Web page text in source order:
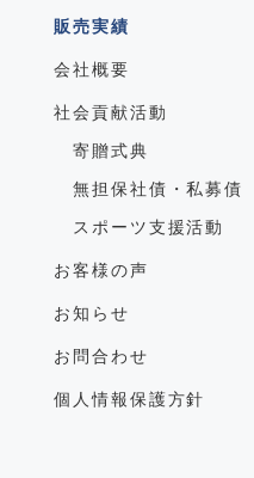
販売実績
会社概要
社会貢献活動
寄贈式典
無担保社債・私募債
スポーツ支援活動
お客様の声
お知らせ
お問合わせ
個人情報保護方針